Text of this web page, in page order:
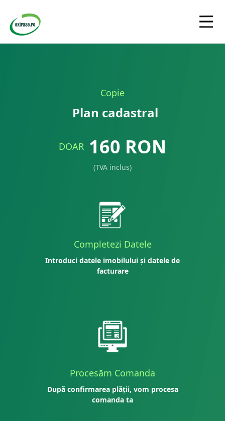
Copie
Plan cadastral
DOAR 160 RON
(TVA inclus)
Completezi Datele
Introduci datele imobilului și datele de
facturare
Procesăm Comanda
După confirmarea plății, vom procesa
comanda ta